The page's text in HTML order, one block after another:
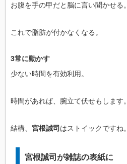
お腹を手の甲だと脳に言い聞かせる。
これで脂肪が付かなくなる。
3常に動かす
少ない時間を有効利用。
時間があれば、腕立て伏せもします。
結構、 宮根誠司はストイックですね。
宮根誠司が雑誌の表紙に